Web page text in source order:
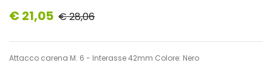
€ 21,05 € 28,06
Attacco carena M. 6 - Interasse 42mm Colore: Nero